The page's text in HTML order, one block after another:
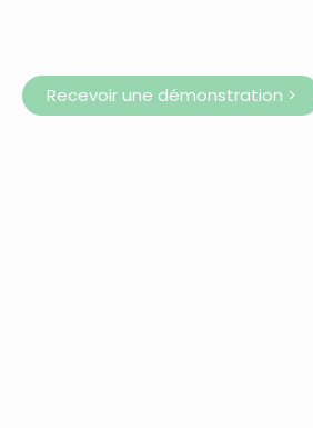
Recevoir une démonstration >